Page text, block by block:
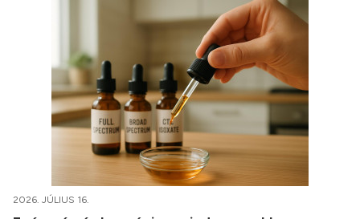
2026. JÚLIUS 16.